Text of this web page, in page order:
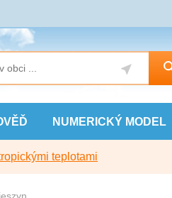
NUMERICKÝ MODEL
teplotami